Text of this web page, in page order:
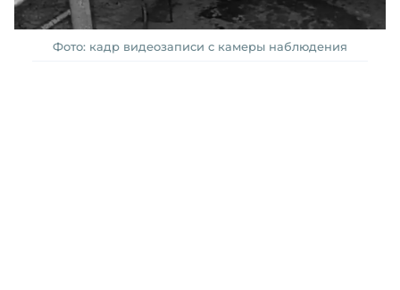
Фото: кадр видеозаписи с камеры наблюдения